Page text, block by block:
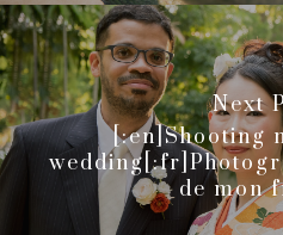
Next
[:en]Shooting
de mon